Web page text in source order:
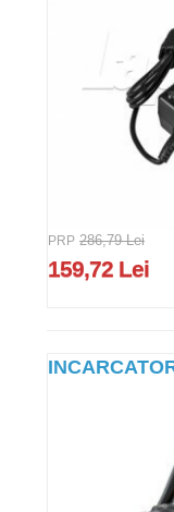
PRP 286,79 Lei
159,72 Lei